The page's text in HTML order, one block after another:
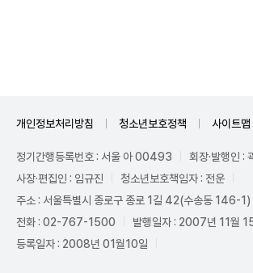
개인정보처리방침 청소년보호정책 사이트맵
정기간행등록번호 : 서울 아 00493
회장·발행인 :
사장·편집인 : 임규진
청소년보호책임자 : 전운
주소 : 서울특별시 종로구 종로 1길 42(수송동 146-1)
전화 : 02-767-1500
발행일자 : 2007년 11월
등록일자 : 2008년 01월10일